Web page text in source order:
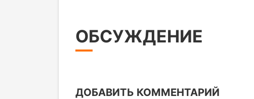
ОБСУЖДЕНИЕ
ДОБАВИТЬ КОММЕНТАРИЙ